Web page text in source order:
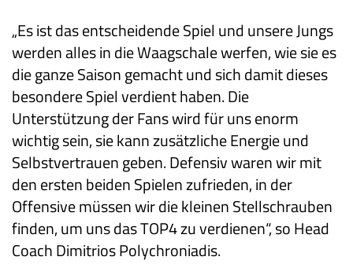
„Es ist das entscheidende Spiel und unsere Jungs
werden alles in die Waagschale werfen, wie sie es
die ganze Saison gemacht und sich damit dieses
besondere Spiel verdient haben. Die
Unterstützung der Fans wird für uns enorm
wichtig sein, sie kann zusätzliche Energie und
Selbstvertrauen geben. Defensiv waren wir mit
den ersten beiden Spielen zufrieden, in der
Offensive müssen wir die kleinen Stellschrauben
finden, um uns das TOP4 zu verdienen“, so Head
Coach Dimitrios Polychroniadis.